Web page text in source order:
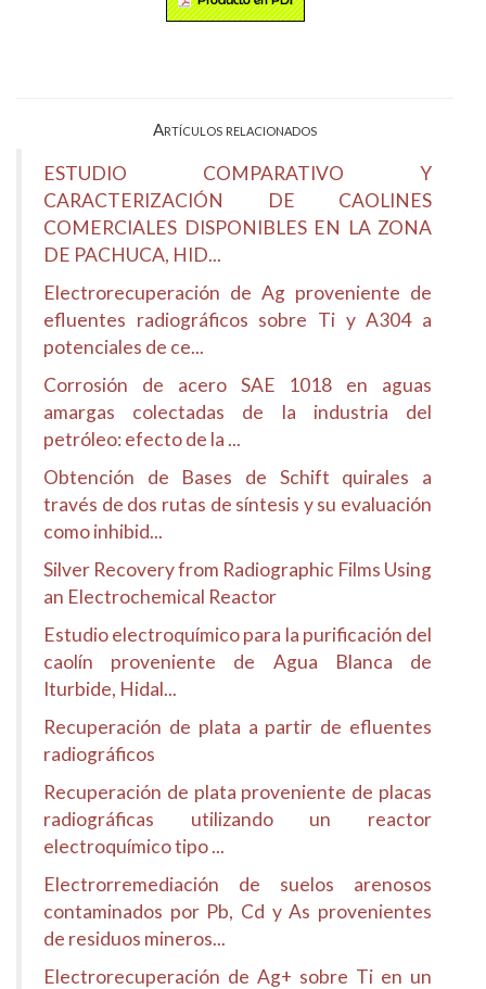
Artículos relacionados
ESTUDIO COMPARATIVO Y
CARACTERIZACIÓN DE CAOLINES
COMERCIALES DISPONIBLES EN LA ZONA
DE PACHUCA, HID...
Electrorecuperación de Ag proveniente de
efluentes radiográficos sobre Ti y A304 a
potenciales de ce...
Corrosión de acero SAE 1018 en aguas
amargas colectadas de la industria del
petróleo: efecto de la ...
Obtención de Bases de Schift quirales a
través de dos rutas de síntesis y su evaluación
como inhibid...
Silver Recovery from Radiographic Films Using
an Electrochemical Reactor
Estudio electroquímico para la purificación del
caolín proveniente de Agua Blanca de
Iturbide, Hidal...
Recuperación de plata a partir de efluentes
radiográficos
Recuperación de plata proveniente de placas
radiográficas utilizando un reactor
electroquímico tipo ...
Electrorremediación de suelos arenosos
contaminados por Pb, Cd y As provenientes
de residuos mineros...
Electrorecuperación de Ag+ sobre Ti en un